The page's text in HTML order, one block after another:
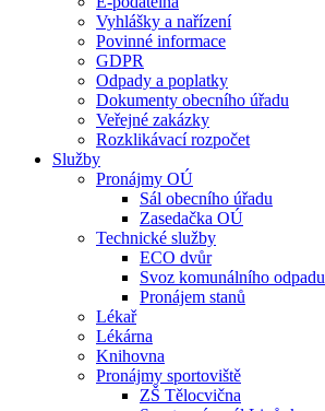
Vyhlášky a nařízení
Povinné informace
GDPR
Odpady a poplatky
Dokumenty obecního úřadu
Veřejné zakázky
Rozklikávací rozpočet
Služby
Pronájmy OÚ
Sál obecního úřadu
Zasedačka OÚ
Technické služby
ECO dvůr
Svoz komunálního odpadu
Pronájem stanů
Lékař
Lékárna
Knihovna
Pronájmy sportoviště
ZŠ Tělocvična